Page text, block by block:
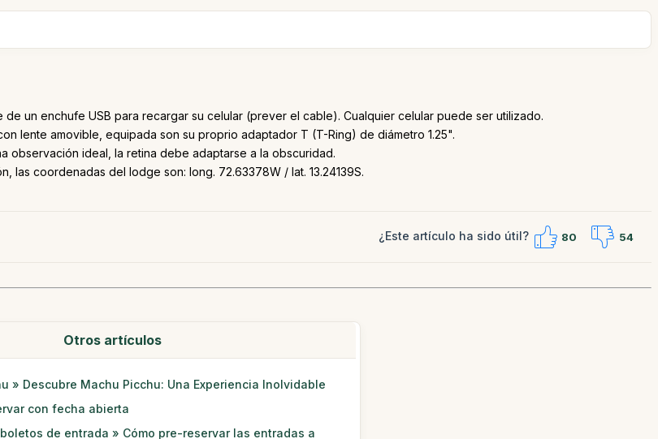
un enchufe USB para recargar su celular (prever el cable). Cualquier celular puede ser utilizado.
lente amovible, equipada son su proprio adaptador T (T-Ring) de diámetro 1.25".
observación ideal, la retina debe adaptarse a la obscuridad.
coordenadas del lodge son: long. 72.63378W / lat. 13.24139S.
¿Este artículo ha sido útil? 80 54
Otros artículos
» Descubre Machu Picchu: Una Experiencia Inolvidable
con fecha abierta
de entrada » Cómo pre-reservar las entradas a